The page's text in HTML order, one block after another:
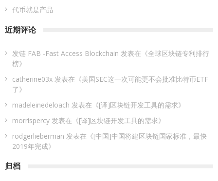
代币就是产品
近期评论
发链 FAB -Fast Access Blockchain 发表在《全球区块链专利排行
榜》
catherine03x 发表在《美国SEC这一次可能更不会批准比特币ETF
了》
madeleinedeloach 发表在《[译]区块链开发工具的需求》
morrispercy 发表在《[译]区块链开发工具的需求》
rodgerlieberman 发表在《[中国]中国将建区块链国家标准，最快
2019年完成》
归档